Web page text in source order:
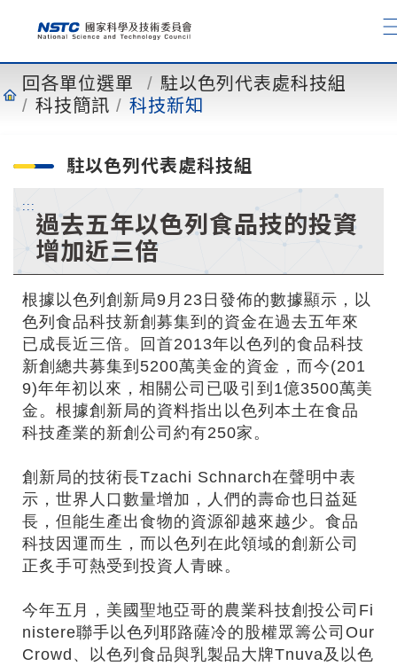
容 回各單位選單
駐以色列代表處科技組
科技簡訊
科技新知
駐以色列代表處科技組
:::
過去五年以色列食品技的投資
增加近三倍
根據以色列創新局9月23日發佈的數據顯示，以
色列食品科技新創募集到的資金在過去五年來
已成長近三倍。回首2013年以色列的食品科技
新創總共募集到5200萬美金的資金，而今(201
9)年年初以來，相關公司已吸引到1億3500萬美
金。根據創新局的資料指出以色列本土在食品
科技產業的新創公司約有250家。
創新局的技術長Tzachi Schnarch在聲明中表
示，世界人口數量增加，人們的壽命也日益延
長，但能生產出食物的資源卻越來越少。食品
科技因運而生，而以色列在此領域的創新公司
正炙手可熱受到投資人青睞。
今年五月，美國聖地亞哥的農業科技創投公司Fi
nistere聯手以色列耶路薩冷的股權眾籌公司Our
Crowd、以色列食品與乳製品大牌Tnuva及以色